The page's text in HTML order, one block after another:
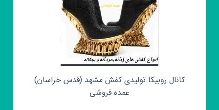
کانال روبیکا تولیدی کفش مشهد (قدس خراسان)
عمده فروشی